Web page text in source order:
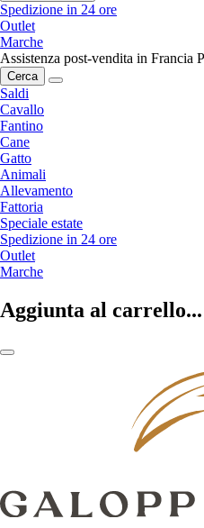
Spedizione in 24 ore
Outlet
Marche
Assistenza post-vendita in Francia
Cerca
Saldi
Cavallo
Fantino
Cane
Gatto
Animali
Allevamento
Fattoria
Speciale estate
Spedizione in 24 ore
Outlet
Marche
Aggiunta al carrello...